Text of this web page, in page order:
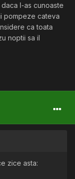
l-as cunoaste
pompeze cateva
ca toata
noptii sa il
zice asta: